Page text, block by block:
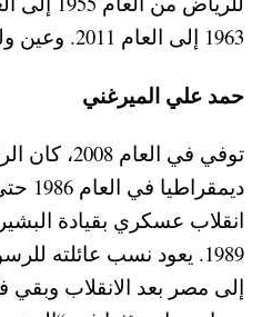
1963 إلى العام 2011. وعين وليا للعهد في العام 2012 .
حمد علي الميرغني
توفي في
انقلاب عسكري بقيادة
1989. يعود نسب عائلته
إلى مصر بعد الانقلاب